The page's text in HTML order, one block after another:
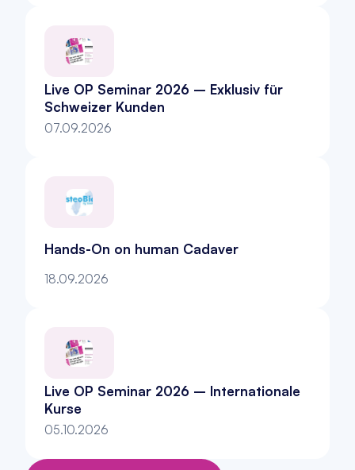
Live OP Seminar 2026 – Exklusiv für
Schweizer Kunden
07.09.2026
Hands-On on human Cadaver
18.09.2026
Live OP Seminar 2026 – Internationale
Kurse
05.10.2026